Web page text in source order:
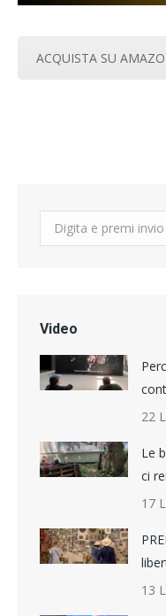
ACQUISTA SU
Search:
Video
22
Le
ci
17
13